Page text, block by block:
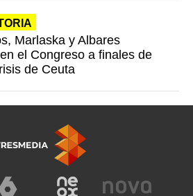
Marlaska y Albares
el Congreso a finales de
de Ceuta